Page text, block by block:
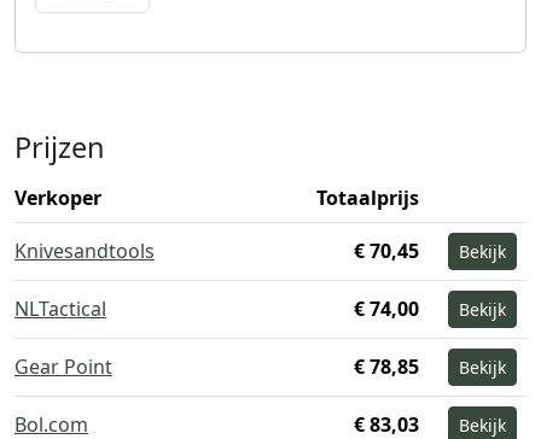
Prijzen
Verkoper
Totaalprijs
Knivesandtools
€ 70,45 Bekijk
NLTactical € 74,00 Bekijk
Gear Point € 78,85 Bekijk
Bol.com € 83,03 Bekijk